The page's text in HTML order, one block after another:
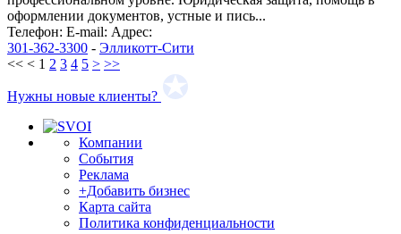
оформлении документов, устные и пись...
Телефон: E-mail: Адрес:
301-362-3300 - Элликотт-Сити
<< < 1 2 3 4 5 > >>
Нужны новые клиенты?
Компании
События
Реклама
+Добавить бизнес
Карта сайта
Политика конфиденциальности